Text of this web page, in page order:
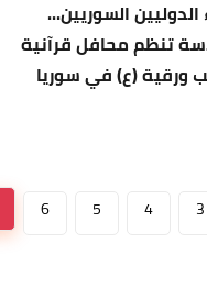
السوريين...
تنظم محافل قرآنية
ورقية (ع) في سوريا
3
4
5
6